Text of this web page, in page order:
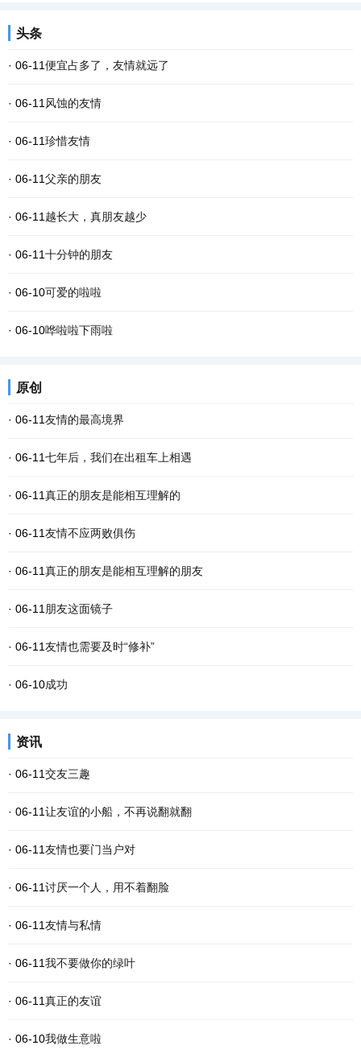
头条
· 06-11便宜占多了，友情就远了
· 06-11 风蚀的友情
· 06-11珍惜友情
· 06-11父亲的朋友
· 06-11 越长大，真朋友越少
· 06-11十分钟的朋友
· 06-10可爱的啦啦
· 06-10哗啦啦下雨啦
原创
· 06-11友情的最高境界
· 06-11七年后，我们在出租车上相遇
· 06-11真正的朋友是能相互理解的
· 06-11友情不应两败俱伤
· 06-11真正的朋友是能相互理解的朋友
· 06-11 朋友这面镜子
· 06-11友情也需要及时“修补”
· 06-10成功
资讯
· 06-11交友三趣
· 06-11让友谊的小船，不再说翻就翻
· 06-11友情也要门当户对
· 06-11讨厌一个人，用不着翻脸
· 06-11友情与私情
· 06-11我不要做你的绿叶
· 06-11真正的友谊
· 06-10我做生意啦